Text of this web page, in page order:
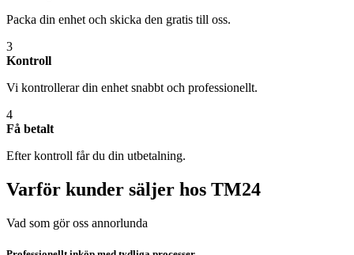
Packa din enhet och skicka den gratis till oss.
3
Kontroll
Vi kontrollerar din enhet snabbt och professionellt.
4
Få betalt
Efter kontroll får du din utbetalning.
Varför kunder säljer hos TM24
Vad som gör oss annorlunda